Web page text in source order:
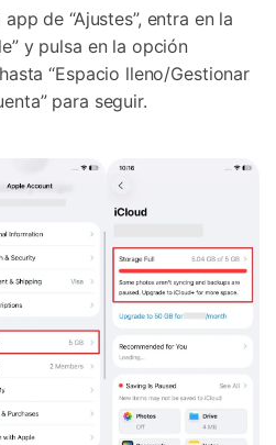
de “Ajustes”, entra en la
y pulsa en la opción
“Espacio lleno/Gestionar
para seguir.